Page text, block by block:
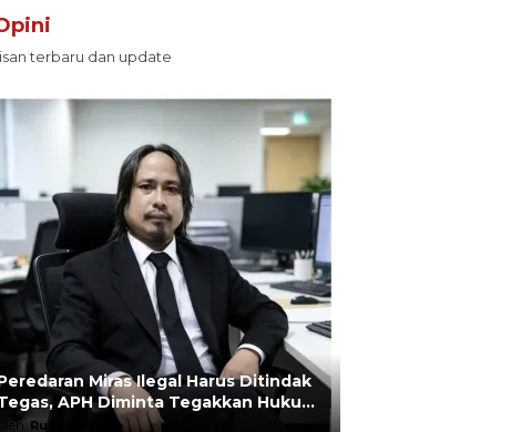
terbaru dan update
Miras Ilegal Harus Ditindak
APH Diminta Tegakkan Hukum
Tanpa Pandang Bulu
Oleh: Rudi Andesta